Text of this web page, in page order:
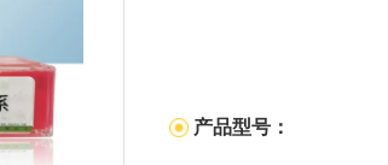
产品型号：